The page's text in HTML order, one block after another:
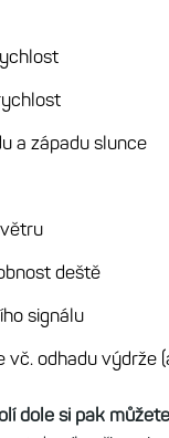
a západu slunce
deště
signálu
vč. odhadu výdrže
dole si pak